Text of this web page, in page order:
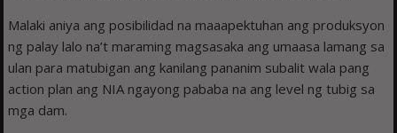
Malaki aniya ang posibilidad na maaapektuhan ang produksyon
ng palay lalo na’t maraming magsasaka ang umaasa lamang sa
ulan para matubigan ang kanilang pananim subalit wala pang
action plan ang NIA ngayong pababa na ang level ng tubig sa
mga dam.